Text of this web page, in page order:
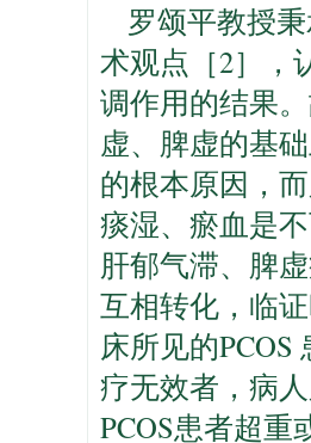
罗颂平教授
术观点［2］，
调作用的结果
虚、脾虚的基
的根本原因，
痰湿、瘀血是
肝郁气滞、脾
互相转化，临
床所见的
疗无效者，病
PCOS患者超